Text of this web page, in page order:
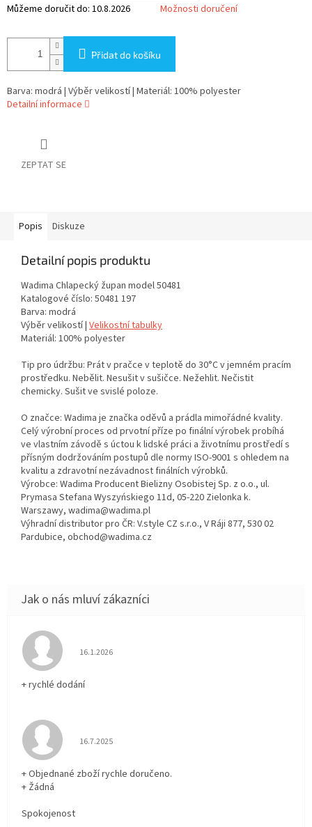
Můžeme doručit do: 10.8.2026 Možnosti doručení
Přidat do košíku
Barva: modrá | Výběr velikostí | Materiál: 100% polyester
Detailní informace
ZEPTAT SE
Popis Diskuze
Detailní popis produktu
Wadima Chlapecký župan model 50481
Katalogové číslo: 50481 197
Barva: modrá
Výběr velikostí | Velikostní tabulky
Materiál: 100% polyester
Tip pro údržbu: Prát v pračce v teplotě do 30°C v jemném pracím
prostředku. Nebělit. Nesušit v sušičce. Nežehlit. Nečistit
chemicky. Sušit ve svislé poloze.
O značce: Wadima je značka oděvů a prádla mimořádné kvality.
Celý výrobní proces od prvotní příze po finální výrobek probíhá
ve vlastním závodě s úctou k lidské práci a životnímu prostředí s
přísným dodržováním postupů dle normy ISO-9001 s ohledem na
kvalitu a zdravotní nezávadnost finálních výrobků.
Výrobce: Wadima Producent Bielizny Osobistej Sp. z o.o., ul.
Prymasa Stefana Wyszyńskiego 11d, 05-220 Zielonka k.
Warszawy, wadima@wadima.pl
Výhradní distributor pro ČR: V.style CZ s.r.o., V Ráji 877, 530 02
Pardubice, obchod@wadima.cz
Hodnocení obchodu je 5 z 5 hvězdiček.
16.1.2026
+ rychlé dodání
Hodnocení obchodu je 5 z 5 hvězdiček.
16.7.2025
+ Objednané zboží rychle doručeno.
+ Žádná
Spokojenost